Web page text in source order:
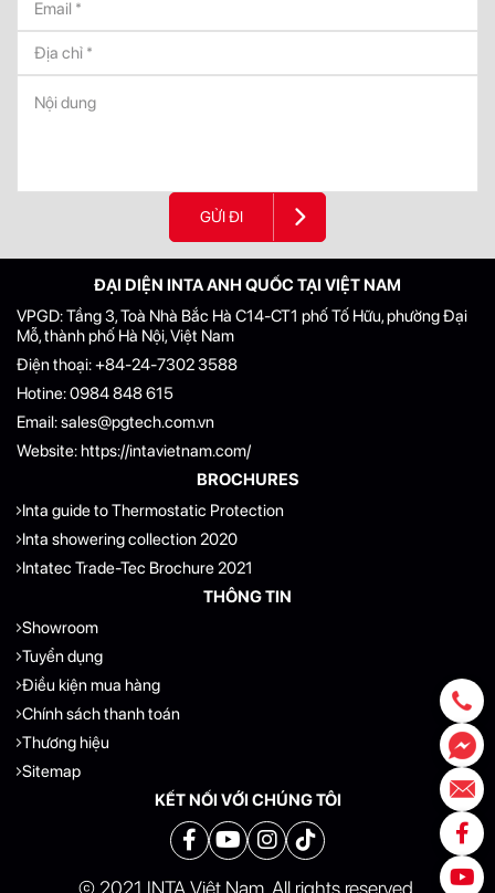
GỬI ĐI
ĐẠI DIỆN INTA ANH QUỐC TẠI VIỆT NAM
VPGD: Tầng 3, Toà Nhà Bắc Hà C14-CT1 phố Tố Hữu, phường Đại
Mỗ, thành phố Hà Nội, Việt Nam
Điện thoại:+84-24-7302 3588
Hotine:0984 848 615
Email:sales@pgtech.com.vn
Website:https://intavietnam.com/
BROCHURES
Inta guide to Thermostatic Protection
Inta showering collection 2020
Intatec Trade-Tec Brochure 2021
THÔNG TIN
Showroom
Tuyển dụng
Điều kiện mua hàng
Chính sách thanh toán
Thương hiệu
Sitemap
KẾT NỐI VỚI CHÚNG TÔI
© 2021 INTA Việt Nam. All rights reserved.